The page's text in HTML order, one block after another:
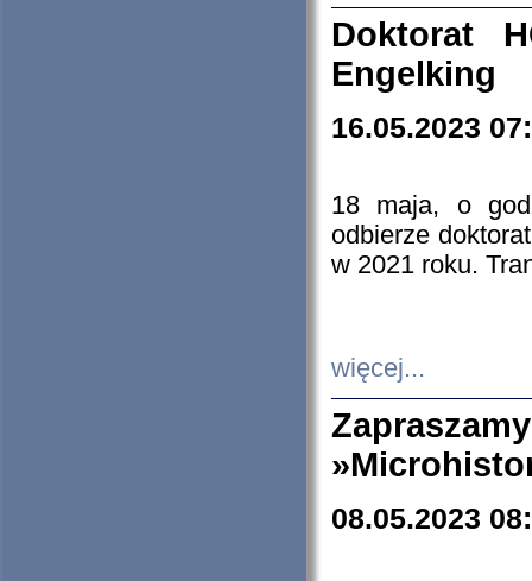
Doktorat
Engelking
16.05.2023
18 maja, o
odbierze
w 2021 roku.
więcej...
08.05.2023